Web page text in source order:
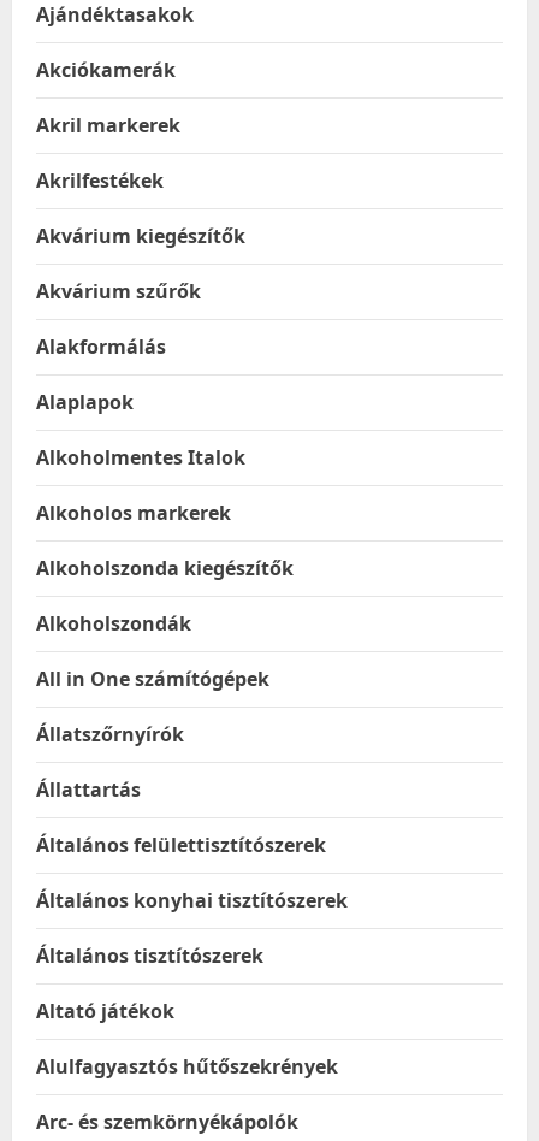
Ajándéktasakok
Akciókamerák
Akril markerek
Akrilfestékek
Akvárium kiegészítők
Akvárium szűrők
Alakformálás
Alaplapok
Alkoholmentes Italok
Alkoholos markerek
Alkoholszonda kiegészítők
Alkoholszondák
All in One számítógépek
Állatszőrnyírók
Állattartás
Általános felülettisztítószerek
Általános konyhai tisztítószerek
Általános tisztítószerek
Altató játékok
Alulfagyasztós hűtőszekrények
Arc- és szemkörnyékápolók